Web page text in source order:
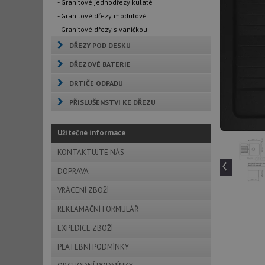
- Granitové jednodřezy kulaté
- Granitové dřezy modulové
- Granitové dřezy s vaničkou
DŘEZY POD DESKU
DŘEZOVÉ BATERIE
DRTIČE ODPADU
PŘÍSLUŠENSTVÍ KE DŘEZU
Užitečné informace
KONTAKTUJTE NÁS
DOPRAVA
VRÁCENÍ ZBOŽÍ
REKLAMAČNÍ FORMULÁŘ
EXPEDICE ZBOŽÍ
PLATEBNÍ PODMÍNKY
‹